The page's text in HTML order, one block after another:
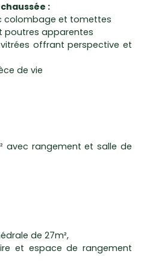
:
colombage et tomettes
poutres apparentes
offrant perspective et
de vie
avec rangement et salle de
de 27m²,
et espace de rangement